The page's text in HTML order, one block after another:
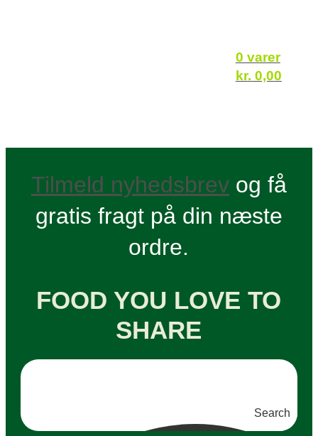
0 varer
kr. 0,00
Tilmeld nyhedsbrevog få
gratis fragt på din næste
ordre.
FOOD YOU LOVE TO
SHARE
Search